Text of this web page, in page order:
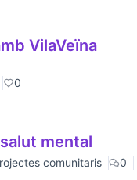
VilaVeïna
0
mental
comunitaris
0